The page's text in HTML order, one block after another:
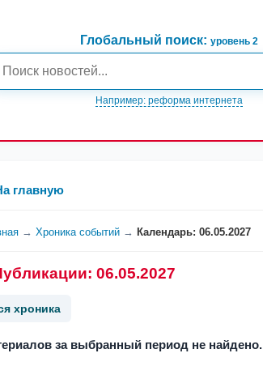
Глобальный поиск: уровень 2
Например: реформа интернета
главную
→ Хроника событий → Календарь: 06.05.2027
06.05.2027
хроника
за выбранный период не найдено.